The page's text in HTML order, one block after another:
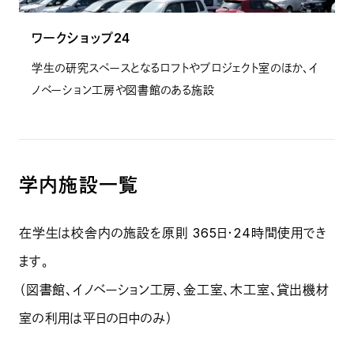
ワークショップ24
学生の研究スペースとなるロフトやプロジェクト室のほか、イ
ノベーション工房や図書館のある施設
学内施設一覧
在学生は校舎内の施設を原則 365日・24時間使用でき
ます。
（図書館、イノベーション工房、金工室、木工室、貸出機材
室の利用は平日の日中のみ）